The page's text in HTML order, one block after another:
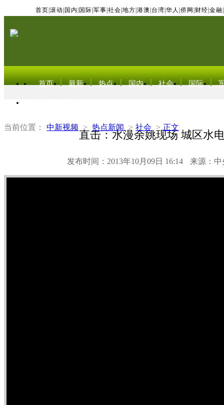
首页 滚动 国内 国际 军事 社会 地方 港澳 台湾 华人 侨网 财经 金融
首页 最新 热点 国内 社会 国际
当前位置： 中新视频 > 热点新闻 > 社会 > 正文
直击：水漫余姚现场 城区水
发布时间：2013年10月09日 16:14 来源：中